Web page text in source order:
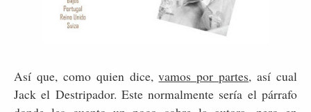
Así que, como quien dice,vamos por partes, así cual
Jack el Destripador. Este normalmente sería el párrafo